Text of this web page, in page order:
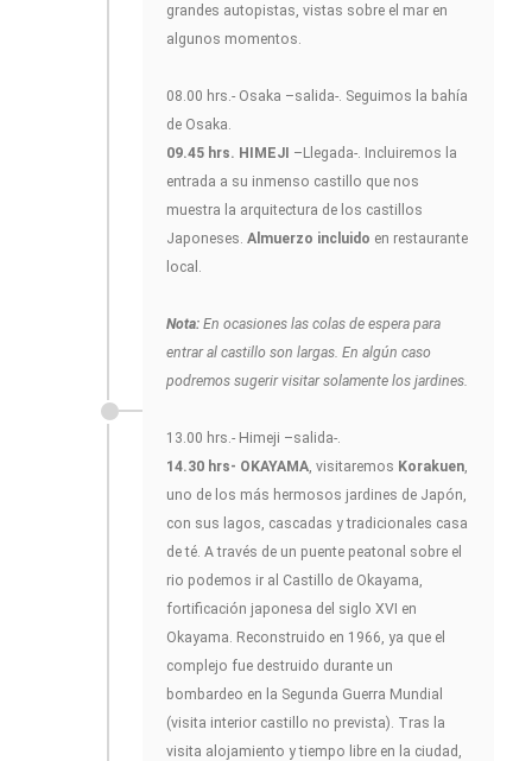
grandes autopistas, vistas sobre el mar en
algunos momentos.
08.00 hrs.- Osaka –salida-. Seguimos la bahía
de Osaka.
09.45 hrs. HIMEJI –Llegada-. Incluiremos la
entrada a su inmenso castillo que nos
muestra la arquitectura de los castillos
Japoneses. Almuerzo incluido en restaurante
local.
Nota: En ocasiones las colas de espera para
entrar al castillo son largas. En algún caso
podremos sugerir visitar solamente los jardines.
13.00 hrs.- Himeji –salida-.
14.30 hrs- OKAYAMA , visitaremos Korakuen
uno de los más hermosos jardines de Japón,
con sus lagos, cascadas y tradicionales casa
de té. A través de un puente peatonal sobre el
rio podemos ir al Castillo de Okayama,
fortificación japonesa del siglo XVI en
Okayama. Reconstruido en 1966, ya que el
complejo fue destruido durante un
bombardeo en la Segunda Guerra Mundial
(visita interior castillo no prevista). Tras la
visita alojamiento y tiempo libre en la ciudad,